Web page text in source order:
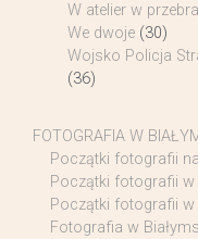
W atelier w
We dwoje (30)
Wojsko Policja
(36)
FOTOGRAFIA W
Początki fotografii
Początki fotografii w
Początki fotografii
Fotografia w